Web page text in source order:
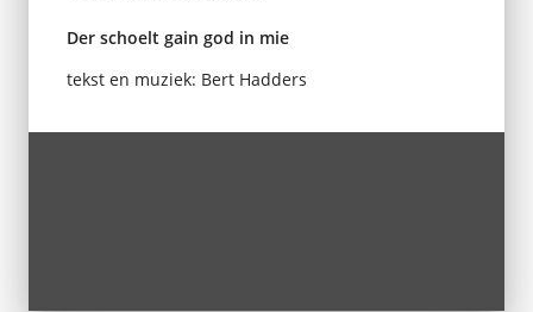
Der schoelt gain god in mie
tekst en muziek: Bert Hadders